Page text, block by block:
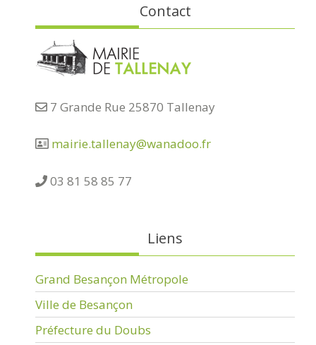
Contact
7 Grande Rue 25870 Tallenay
mairie.tallenay@wanadoo.fr
03 81 58 85 77
Liens
Grand Besançon Métropole
Ville de Besançon
Préfecture du Doubs